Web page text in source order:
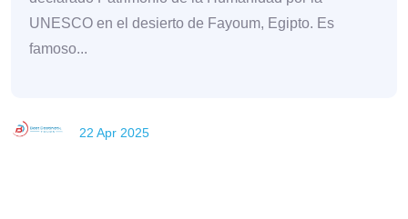
UNESCO en el desierto de Fayoum, Egipto. Es
famoso...
22 Apr 2025